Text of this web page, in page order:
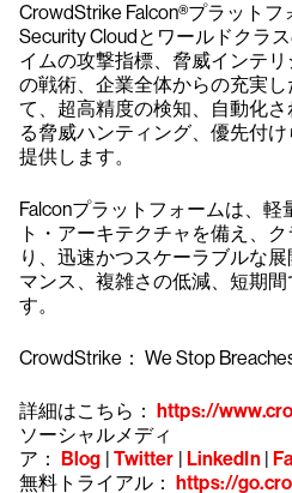
CrowdStrike Falcon®プラット
Security Cloudとワールドクラ
イムの攻撃指標、脅威インテ
の戦術、企業全体からの充実
て、超高精度の検知、自動化
る脅威ハンティング、優先付
提供します。
Falconプラットフォームは、
ト・アーキテクチャを備え、
り、迅速かつスケーラブルな
マンス、複雑さの低減、短期
す。
CrowdStrike： We Stop
詳細はこちら： https://
ソーシャルメディ
ア： Blog | Twitter | LinkedIn|
無料トライアル： https://